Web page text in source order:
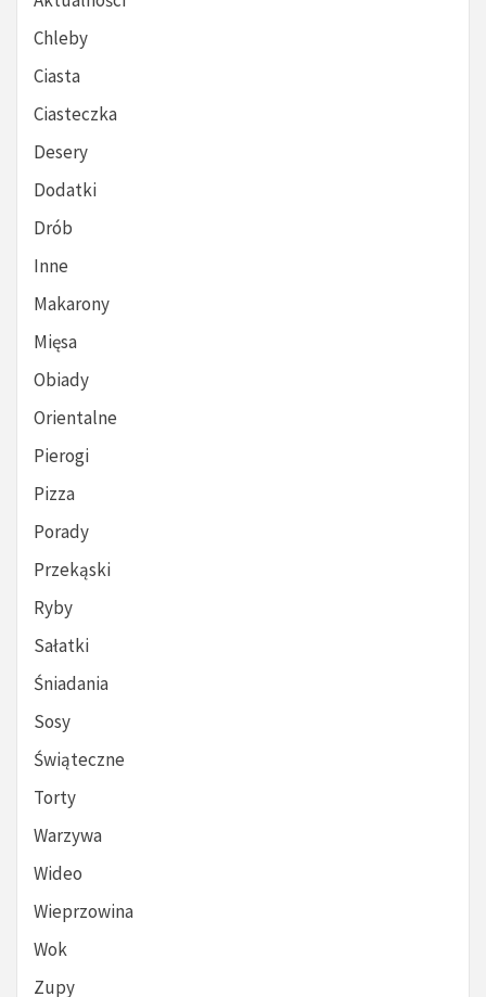
Chleby
Ciasta
Ciasteczka
Desery
Dodatki
Drób
Inne
Makarony
Mięsa
Obiady
Orientalne
Pierogi
Pizza
Porady
Przekąski
Ryby
Sałatki
Śniadania
Sosy
Świąteczne
Torty
Warzywa
Wideo
Wieprzowina
Wok
Zupy